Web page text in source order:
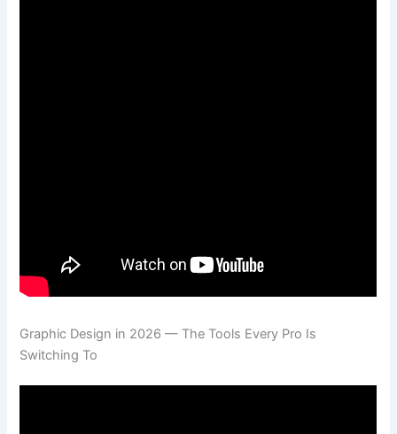
Graphic Design in 2026 — The Tools Every Pro Is
Switching To